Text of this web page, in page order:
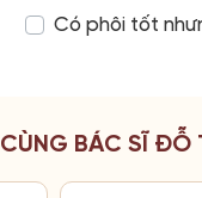
Có phôi tốt
BÁC SĨ ĐỖ